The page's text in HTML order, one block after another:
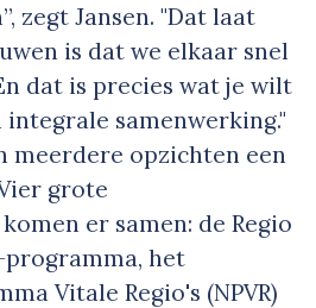
zegt Jansen. "Dat laat
is dat we elkaar snel
dat is precies wat je wilt
samenwerking."
meerdere opzichten een
grote
er samen: de Regio
programma, het
Vitale Regio's (NPVR)